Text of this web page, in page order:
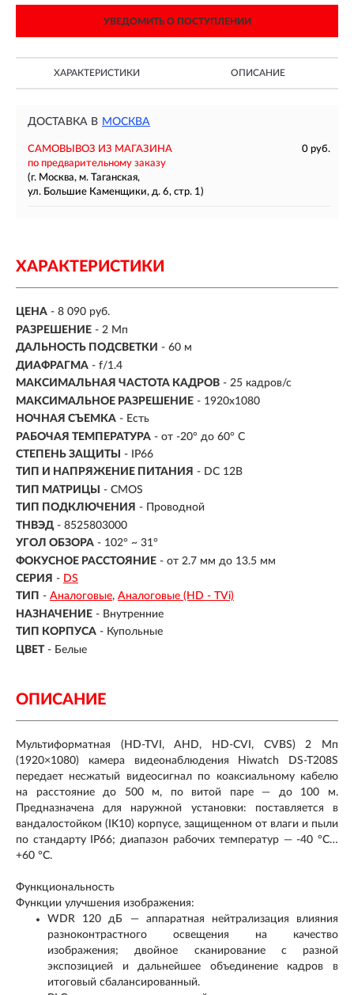
УВЕДОМИТЬ О ПОСТУПЛЕНИИ
ХАРАКТЕРИСТИКИ ОПИСАНИЕ
ДОСТАВКА В МОСКВА
САМОВЫВОЗ ИЗ МАГАЗИНА
0 руб.
по предварительному заказу
(г. Москва, м. Таганская,
ул. Большие Каменщики, д. 6, стр. 1)
ХАРАКТЕРИСТИКИ
ЦЕНА - 8 090 руб.
РАЗРЕШЕНИЕ - 2 Мп
ДАЛЬНОСТЬ ПОДСВЕТКИ - 60 м
ДИАФРАГМА - f/1.4
МАКСИМАЛЬНАЯ ЧАСТОТА КАДРОВ - 25 кадров/с
МАКСИМАЛЬНОЕ РАЗРЕШЕНИЕ - 1920x1080
НОЧНАЯ СЪЕМКА - Есть
РАБОЧАЯ ТЕМПЕРАТУРА - от -20° до 60° C
СТЕПЕНЬ ЗАЩИТЫ
- IP66
ТИП И НАПРЯЖЕНИЕ ПИТАНИЯ - DC 12В
ТИП МАТРИЦЫ
- CMOS
ТИП ПОДКЛЮЧЕНИЯ - Проводной
ТНВЭД - 8525803000
УГОЛ ОБЗОРА - 102° ~ 31°
ФОКУСНОЕ РАССТОЯНИЕ - от 2.7 мм до 13.5 мм
СЕРИЯ - DS
ТИП - Аналоговые Аналоговые (HD - TVi)
НАЗНАЧЕНИЕ - Внутренние
ТИП КОРПУСА - Купольные
ЦВЕТ - Белые
ОПИСАНИЕ
Мультиформатная (HD-TVI, AHD, HD-CVI, CVBS) 2 Мп
(1920×1080) камера видеонаблюдения Hiwatch DS-T208S
передает несжатый видеосигнал по коаксиальному кабелю
на расстояние до 500 м, по витой паре — до 100 м.
Предназначена для наружной установки: поставляется в
вандалостойком (IK10) корпусе, защищенном от влаги и пыли
по стандарту IP66; диапазон рабочих температур — -40 °C…
+60 °C.
Функциональность
Функции улучшения изображения:
WDR 120 дБ — аппаратная нейтрализация влияния
разноконтрастного освещения на качество
изображения; двойное сканирование с разной
экспозицией и дальнейшее объединение кадров в
итоговый сбалансированный.